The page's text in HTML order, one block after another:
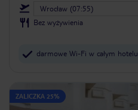
Wrocław (07:55)
Bez wyżywienia
darmowe Wi-Fi w całym hotelu
ZALICZKA 25%